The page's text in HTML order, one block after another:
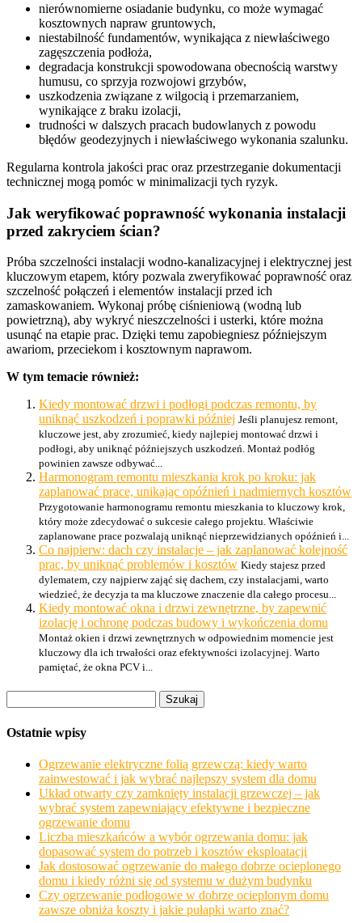
nierównomierne osiadanie budynku, co może wymagać
kosztownych napraw gruntowych,
niestabilność fundamentów, wynikająca z niewłaściwego
zagęszczenia podłoża,
degradacja konstrukcji spowodowana obecnością warstwy
humusu, co sprzyja rozwojowi grzybów,
uszkodzenia związane z wilgocią i przemarzaniem,
wynikające z braku izolacji,
trudności w dalszych pracach budowlanych z powodu
błędów geodezyjnych i niewłaściwego wykonania szalunku.
Regularna kontrola jakości prac oraz przestrzeganie dokumentacji
technicznej mogą pomóc w minimalizacji tych ryzyk.
Jak weryfikować poprawność wykonania instalacji
przed zakryciem ścian?
Próba szczelności instalacji wodno-kanalizacyjnej i elektrycznej jest
kluczowym etapem, który pozwala zweryfikować poprawność oraz
szczelność połączeń i elementów instalacji przed ich
zamaskowaniem. Wykonaj próbę ciśnieniową (wodną lub
powietrzną), aby wykryć nieszczelności i usterki, które można
usunąć na etapie prac. Dzięki temu zapobiegniesz późniejszym
awariom, przeciekom i kosztownym naprawom.
W tym temacie również:
Kiedy montować drzwi i podłogi podczas remontu, by
uniknąć uszkodzeń i poprawki później Jeśli planujesz remont,
kluczowe jest, aby zrozumieć, kiedy najlepiej montować drzwi i
podłogi, aby uniknąć późniejszych uszkodzeń. Montaż podłóg
powinien zawsze odbywać...
Harmonogram remontu mieszkania krok po kroku: jak
zaplanować prace, unikając opóźnień i nadmiernych kosztów
Przygotowanie harmonogramu remontu mieszkania to kluczowy krok,
który może zdecydować o sukcesie całego projektu. Właściwie
zaplanowane prace pozwalają uniknąć nieprzewidzianych opóźnień i...
Co najpierw: dach czy instalacje – jak zaplanować kolejność
prac, by uniknąć problemów i kosztów Kiedy stajesz przed
dylematem, czy najpierw zająć się dachem, czy instalacjami, warto
wiedzieć, że decyzja ta ma kluczowe znaczenie dla całego procesu...
Kiedy montować okna i drzwi zewnętrzne, by zapewnić
izolację i ochronę podczas budowy i wykończenia domu
Montaż okien i drzwi zewnętrznych w odpowiednim momencie jest
kluczowy dla ich trwałości oraz efektywności izolacyjnej. Warto
pamiętać, że okna PCV i...
Ostatnie wpisy
Ogrzewanie elektryczne folią grzewczą: kiedy warto
zainwestować i jak wybrać najlepszy system dla domu
Układ otwarty czy zamknięty instalacji grzewczej – jak
wybrać system zapewniający efektywne i bezpieczne
ogrzewanie domu
Liczba mieszkańców a wybór ogrzewania domu: jak
dopasować system do potrzeb i kosztów eksploatacji
Jak dostosować ogrzewanie do małego dobrze ocieplonego
domu i kiedy różni się od systemu w dużym budynku
Czy ogrzewanie podłogowe w dobrze ocieplonym domu
zawsze obniża koszty i jakie pułapki warto znać?